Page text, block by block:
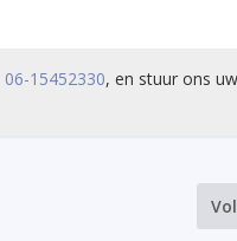
06-15452330, en stuur ons